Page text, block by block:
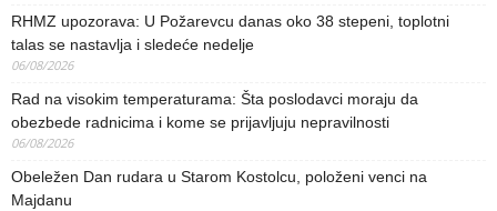
RHMZ upozorava: U Požarevcu danas oko 38 stepeni, toplotni
talas se nastavlja i sledeće nedelje
06/08/2026
Rad na visokim temperaturama: Šta poslodavci moraju da
obezbede radnicima i kome se prijavljuju nepravilnosti
06/08/2026
Obeležen Dan rudara u Starom Kostolcu, položeni venci na
Majdanu